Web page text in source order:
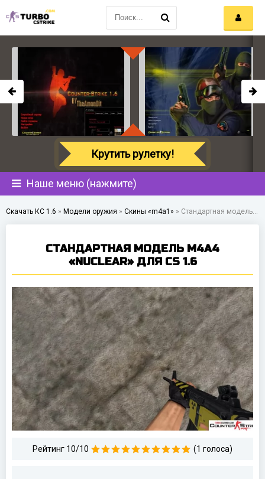
Наше меню (нажмите)
Скачать КС 1.6 » Модели оружия » Скины «m4a1» » Стандартная модель M4A4 «Nuclear» для CS 1.6
СТАНДАРТНАЯ МОДЕЛЬ M4A4
«NUCLEAR» ДЛЯ CS 1.6
Рейтинг 10/10 (1 голоса)
Крутить рулетку!